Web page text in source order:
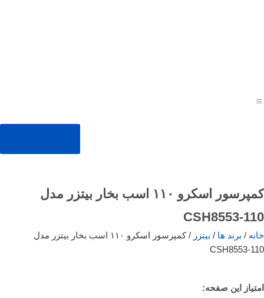
کمپرسور اسکرو ۱۱۰ اسب بخار بیتزر مدل
CSH8553-110
خانه / برند ها / بیتزر
/ کمپرسور اسکرو ۱۱۰ اسب بخار بیتزر مدل
CSH8553-110
امتیاز این صفحه: